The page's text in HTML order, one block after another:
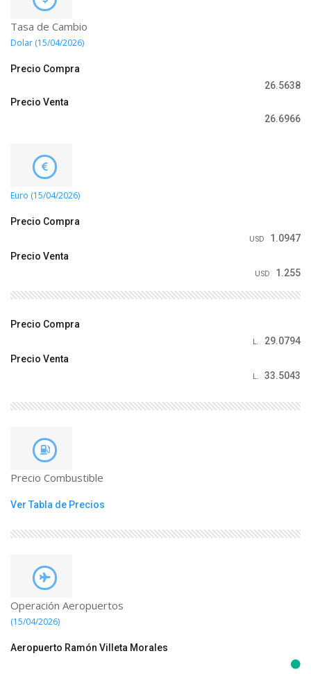
Tasa de Cambio
Dolar (15/04/2026)
Precio Compra
26.5638
Precio Venta
26.6966
Euro (15/04/2026)
Precio Compra
USD
1.0947
Precio Venta
USD 1.255
Precio Compra
L.
29.0794
Precio Venta
L. 33.5043
Precio Combustible
Ver Tabla de Precios
Operación Aeropuertos
(15/04/2026)
Aeropuerto Ramón Villeta Morales